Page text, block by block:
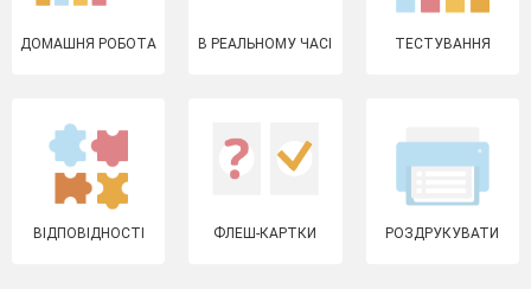
ДОМАШНЯ РОБОТА В РЕАЛЬНОМУ ЧАСІ ТЕСТУВАННЯ
ВІДПОВІДНОСТІ ФЛЕШ-КАРТКИ РОЗДРУКУВАТИ